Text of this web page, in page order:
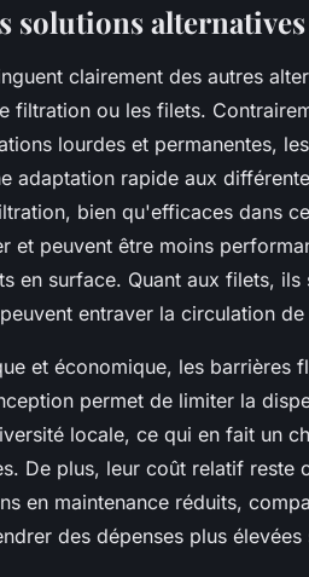
solutions alternatives
clairement des autres
filtration ou les filets.
lourdes et permanentes,
adaptation rapide aux
bien qu'efficaces dans
et peuvent être moins
en surface. Quant aux filets, ils
entraver la circulation
et économique, les barrières
permet de limiter la
locale, ce qui en fait un
De plus, leur coût relatif reste
en maintenance réduits,
des dépenses plus